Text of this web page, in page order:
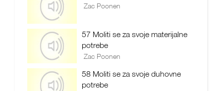
Zac Poonen
57 Moliti se za svoje materijalne
potrebe
Zac Poonen
58 Moliti se za svoje duhovne
potrebe